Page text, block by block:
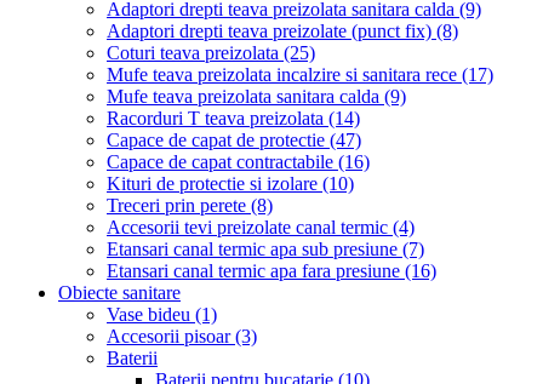
Adaptori drepti teava preizolata sanitara calda (9)
Adaptori drepti teava preizolate (punct fix) (8)
Coturi teava preizolata (25)
Mufe teava preizolata incalzire si sanitara rece (17)
Mufe teava preizolata sanitara calda (9)
Racorduri T teava preizolata (14)
Capace de capat de protectie (47)
Capace de capat contractabile (16)
Kituri de protectie si izolare (10)
Treceri prin perete (8)
Accesorii tevi preizolate canal termic (4)
Etansari canal termic apa sub presiune (7)
Etansari canal termic apa fara presiune (16)
Obiecte sanitare
Vase bideu (1)
Accesorii pisoar(3)
Baterii
Baterii pentru bucatarie (10)